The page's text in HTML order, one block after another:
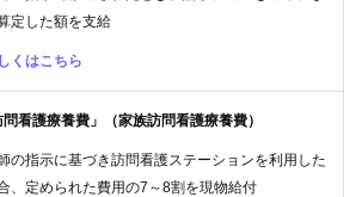
定した額を支給
くはこちら
問看護療養費」（家族訪問看護療養費）
の指示に基づき訪問看護ステーションを利用した
、定められた費用の7～8割を現物給付